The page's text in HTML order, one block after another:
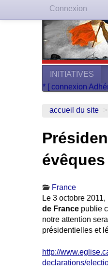
INITIATIVES
* [ connexion
accueil du site >
France
Le 3 octobre
de France publie
notre attention
présidentielles et
http://
declarations/
Connexion